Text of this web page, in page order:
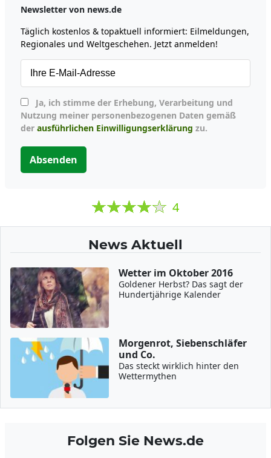
Newsletter von news.de
Täglich kostenlos & topaktuell informiert: Eilmeldungen,
Regionales und Weltgeschehen. Jetzt anmelden!
Nutzung meiner personenbezogenen Daten gemäß
der ausführlichen Einwilligungserklärung zu.
Absenden
4
News Aktuell
Wetter im Oktober 2016
Goldener Herbst? Das sagt der
Hundertjährige Kalender
Morgenrot, Siebenschläfer
und Co.
Das steckt wirklich hinter den
Wettermythen
Folgen Sie News.de